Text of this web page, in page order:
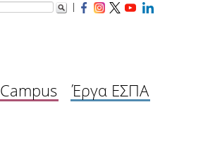
|
Campus Έργα ΕΣΠΑ